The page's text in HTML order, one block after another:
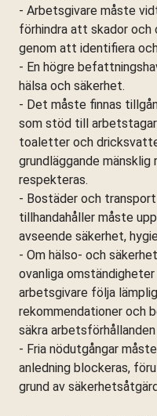
- Arbetsgivare måste
förhindra att skador
genom att identifiera
- En högre
hälsa och säkerhet.
- Det måste finnas
som stöd till
toaletter och
grundläggande
respekteras.
- Bostäder och
tillhandahåller måste
avseende säkerhet,
- Om hälso- och
ovanliga
arbetsgivare följa
rekommendationer och
säkra
- Fria nödutgångar
anledning blockeras,
grund av